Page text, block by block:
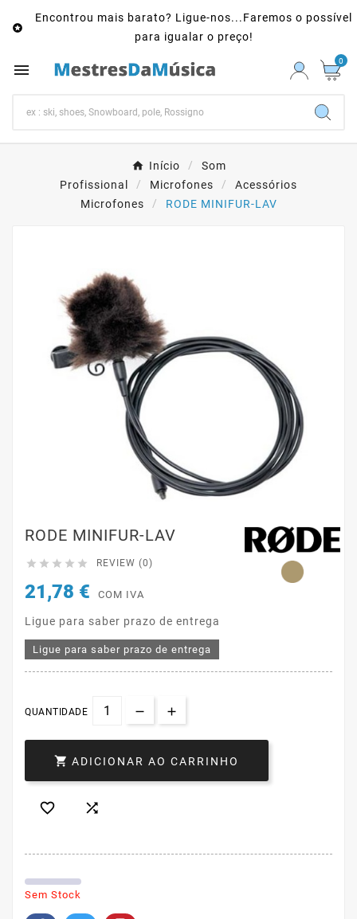

Encontrou mais barato? Ligue-nos...Faremos o possível
para igualar o preço!
 0
Início
Som
Profissional
Microfones
Acessórios
Microfones
RODE MINIFUR-LAV
RODE MINIFUR-LAV
     REVIEW (0)
21,78 € COM IVA
Ligue para saber prazo de entrega
Ligue para saber prazo de entrega
QUANTIDADE
 ADICIONAR AO CARRINHO
 
Sem Stock